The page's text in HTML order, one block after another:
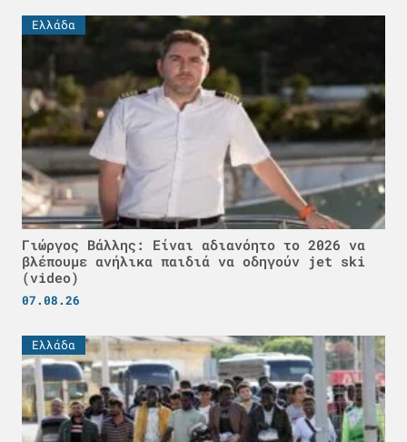
Ελλάδα
Γιώργος Βάλλης: Είναι αδιανόητο το 2026 να
βλέπουμε ανήλικα παιδιά να οδηγούν jet ski
(video)
07.08.26
Ελλάδα